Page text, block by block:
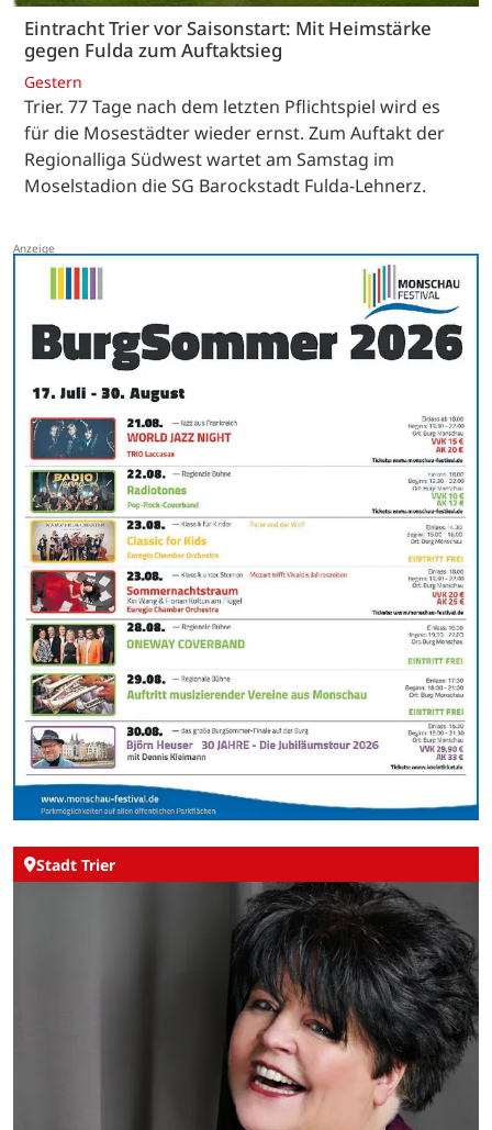
Eintracht Trier vor Saisonstart: Mit Heimstärke
gegen Fulda zum Auftaktsieg
Gestern
Trier. 77 Tage nach dem letzten Pflichtspiel wird es
für die Mosestädter wieder ernst. Zum Auftakt der
Regionalliga Südwest wartet am Samstag im
Moselstadion die SG Barockstadt Fulda-Lehnerz.
Stadt Trier